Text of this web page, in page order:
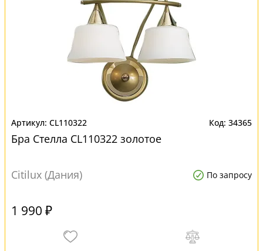
CL110322 34365
Бра Стелла CL110322 золотое
Citilux (Дания) По запросу
1 990 ₽